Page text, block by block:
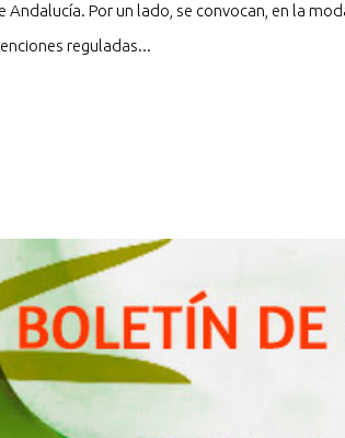
Por un lado, se convocan, en la
reguladas...